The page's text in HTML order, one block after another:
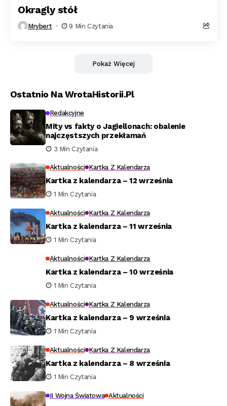
Okragly stół
Mrybert 9 Min Czytania
Pokaż Więcej
Ostatnio Na WrotaHistorii.pl
Redakcyjne
Mity vs fakty o Jagiellonach: obalenie
najczęstszych przekłamań
3 Min Czytania
Aktualności Kartka Z Kalendarza
Kartka z kalendarza – 12 września
1 Min Czytania
Aktualności Kartka Z Kalendarza
Kartka z kalendarza – 11 września
1 Min Czytania
Aktualności Kartka Z Kalendarza
Kartka z kalendarza – 10 września
1 Min Czytania
Aktualności Kartka Z Kalendarza
Kartka z kalendarza – 9 września
1 Min Czytania
Aktualności Kartka Z Kalendarza
Kartka z kalendarza – 8 września
1 Min Czytania
II Wojna Światowa Aktualności